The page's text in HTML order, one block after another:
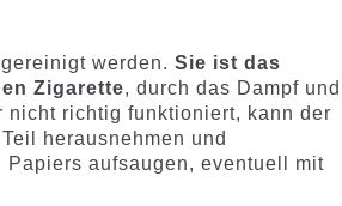
werden.Sie ist das
Zigarette, durch das Dampf und
richtig funktioniert, kann der
herausnehmen und
aufsaugen, eventuell mit